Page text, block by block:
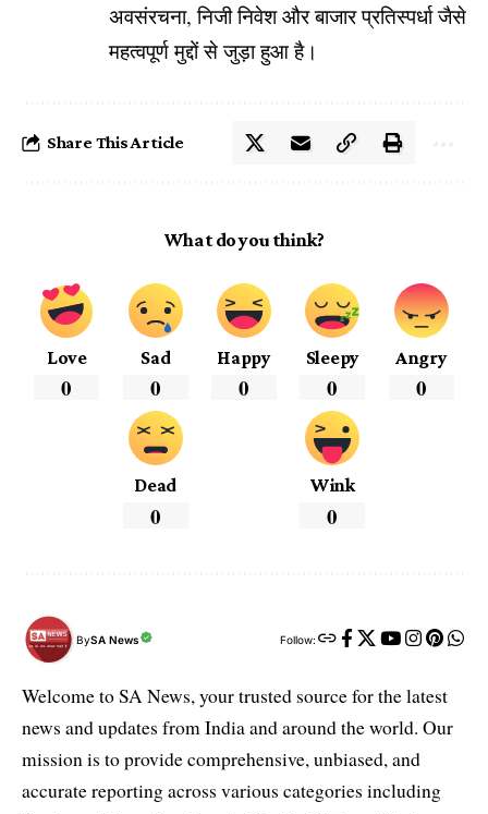
अवसंरचना, निजी निवेश और बाजार प्रतिस्पर्धा जैसे
महत्वपूर्ण मुद्दों से जुड़ा हुआ है।
Share This Article
What do you think?
Love
0
Sad
0
Happy
0
Sleepy
0
Angry
0
Dead
0
Wink
0
BySA News Follow:
Welcome to SA News, your trusted source for the latest
news and updates from India and around the world. Our
mission is to provide comprehensive, unbiased, and
accurate reporting across various categories including